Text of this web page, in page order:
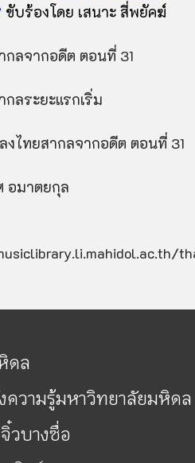
ขับร้องโดย เสนาะ สี่พยัคฆ์
กลจากอดีต ตอนที่ 31
กลระยะแรกเริ่ม
งไทยสากลจากอดีต ตอนที่ 31
อมาตยกุล
ดล
ความรู้มหาวิทยาลัยมหิดล
วบางซื่อ